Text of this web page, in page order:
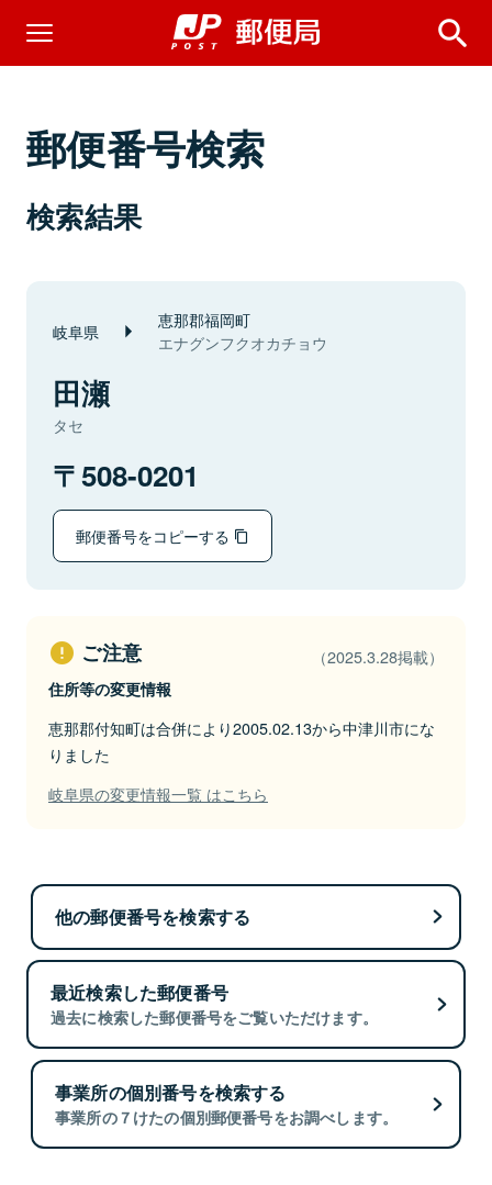
郵便番号検索
検索結果
岐阜県 恵那郡福岡町
エナグンフクオカチョウ
田瀬
タセ
508-0201
郵便番号をコピーする
ご注意 （2025.3.28掲載）
住所等の変更情報
恵那郡付知町は合併により2005.02.13から中津川市にな
りました
岐阜県の変更情報一覧 はこちら
他の郵便番号を検索する
最近検索した郵便番号
過去に検索した郵便番号をご覧いただけます。
事業所の個別番号を検索する
事業所の７けたの個別郵便番号をお調べします。